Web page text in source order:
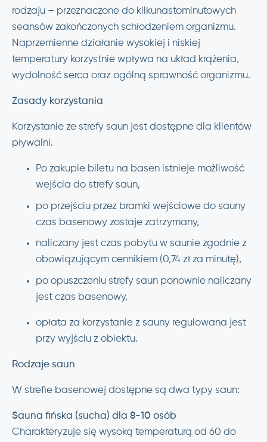
rodzaju – przeznaczone do kilkunastominutowych
seansów zakończonych schłodzeniem organizmu.
Naprzemienne działanie wysokiej i niskiej
temperatury korzystnie wpływa na układ krążenia,
wydolność serca oraz ogólną sprawność organizmu.
Zasady korzystania
Korzystanie ze strefy saun jest dostępne dla klientów
pływalni.
Po zakupie biletu na basen istnieje możliwość
wejścia do strefy saun,
po przejściu przez bramki wejściowe do sauny
czas basenowy zostaje zatrzymany,
naliczany jest czas pobytu w saunie zgodnie z
obowiązującym cennikiem (0,74 zł za minutę),
po opuszczeniu strefy saun ponownie naliczany
jest czas basenowy,
opłata za korzystanie z sauny regulowana jest
przy wyjściu z obiektu.
Rodzaje saun
W strefie basenowej dostępne są dwa typy saun:
Sauna fińska (sucha) dla 8-10 osób
Charakteryzuje się wysoką temperaturą od 60 do